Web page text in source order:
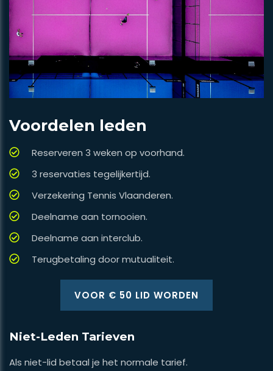
Voordelen leden
Reserveren 3 weken op voorhand.
3 reservaties tegelijkertijd.
Verzekering Tennis Vlaanderen.
Deelname aan tornooien.
Deelname aan interclub.
Terugbetaling door mutualiteit.
VOOR € 50 LID WORDEN
Niet-Leden Tarieven
Als niet-lid betaal je het normale tarief.